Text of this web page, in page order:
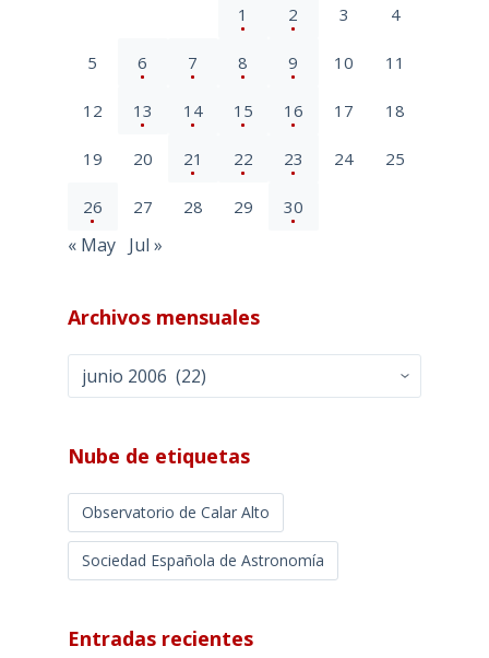
1 2 3 4
5 6 7 8 9 10 11
12 13 14 15 16 17 18
19 20 21 22 23 24 25
26 27 28 29 30
« May Jul »
Archivos mensuales
Archivos
mensuales
Nube de etiquetas
Observatorio de Calar Alto
Sociedad Española de Astronomía
Entradas recientes